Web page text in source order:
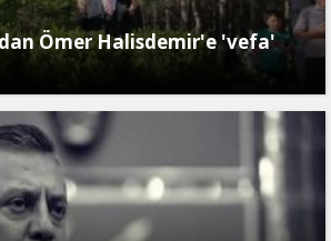
Ömer Halisdemir'e 'vefa'